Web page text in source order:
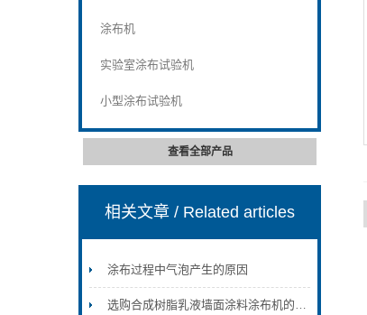
涂布机
实验室涂布试验机
小型涂布试验机
查看全部产品
相关文章/ Related articles
涂布过程中气泡产生的原因
选购合成树脂乳液墙面涂料涂布机的注意事项